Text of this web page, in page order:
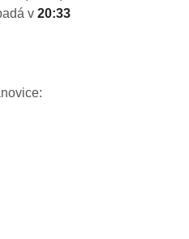
v 20:33